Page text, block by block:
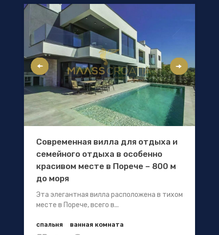
Современная вилла для отдыха и
семейного отдыха в особенно
красивом месте в Порече – 800 м
до моря
Эта элегантная вилла расположена в тихом
месте в Порече, всего в...
спальня ванная комната